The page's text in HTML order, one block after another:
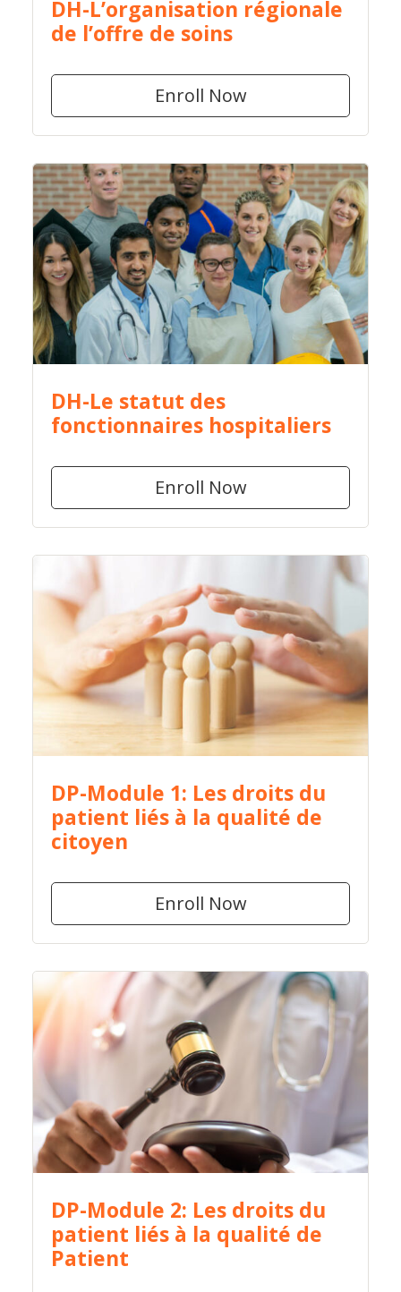
DH-L’organisation régionale
de l’offre de soins
Enroll Now
DH-Le statut des
fonctionnaires hospitaliers
Enroll Now
DP-Module 1: Les droits du
patient liés à la qualité de
citoyen
Enroll Now
DP-Module 2: Les droits du
patient liés à la qualité de
Patient